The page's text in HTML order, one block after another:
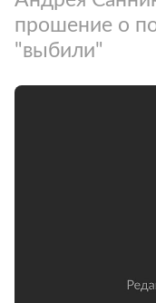
прошение о
"выбили"